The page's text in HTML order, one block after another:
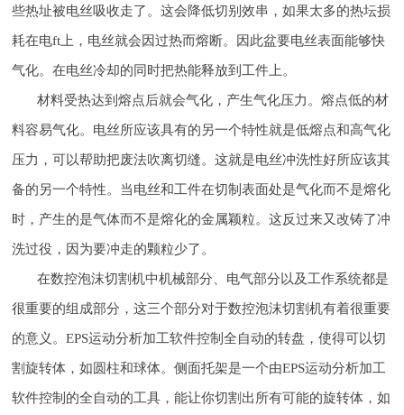
些热址被电丝吸收走了。这会降低切别效串，如果太多的热坛损
耗在电ft上，电丝就会因过热而熔断。因此盆要电丝表面能够快
气化。在电丝冷却的同时把热能释放到工件上。
材料受热达到熔点后就会气化，产生气化压力。熔点低的材
料容易气化。电丝所应该具有的另一个特性就是低熔点和高气化
压力，可以帮助把废法吹离切缝。这就是电丝冲洗性好所应该其
备的另一个特性。当电丝和工件在切制表面处是气化而不是熔化
时，产生的是气体而不是熔化的金属颖粒。这反过来又改铸了冲
洗过役，因为要冲走的颗粒少了。
在数控泡沫切割机中机械部分、电气部分以及工作系统都是
很重要的组成部分，这三个部分对于数控泡沫切割机有着很重要
的意义。EPS运动分析加工软件控制全自动的转盘，使得可以切
割旋转体，如圆柱和球体。侧面托架是一个由EPS运动分析加工
软件控制的全自动的工具，能让你切割出所有可能的旋转体，如